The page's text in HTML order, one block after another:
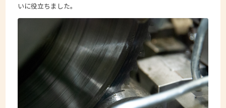
いに役立ちました。